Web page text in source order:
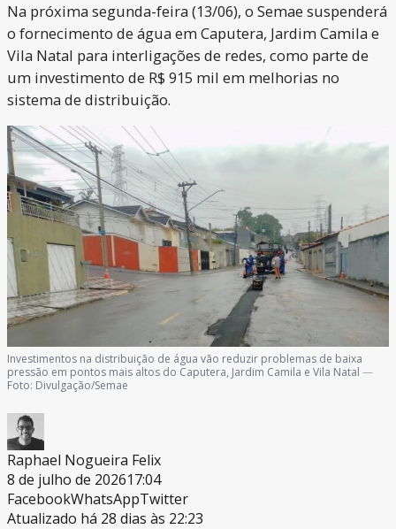
Na próxima segunda-feira (13/06), o Semae suspenderá
o fornecimento de água em Caputera, Jardim Camila e
Vila Natal para interligações de redes, como parte de
um investimento de R$ 915 mil em melhorias no
sistema de distribuição.
Investimentos na distribuição de água vão reduzir problemas de baixa
pressão em pontos mais altos do Caputera, Jardim Camila e Vila Natal —
Foto: Divulgação/Semae
Raphael Nogueira Felix
8 de julho de 202617:04
FacebookWhatsAppTwitter
Atualizado há 28 dias às 22:23